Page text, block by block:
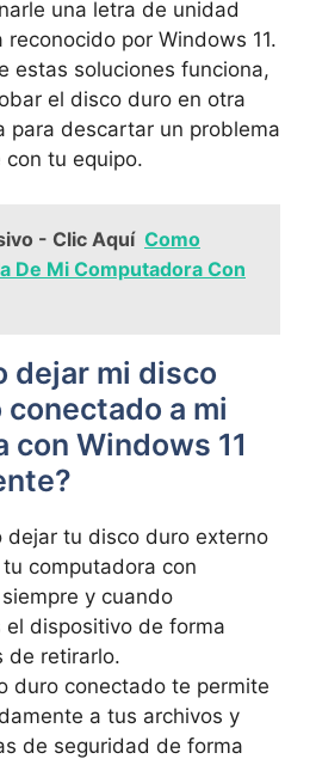
una letra de unidad
reconocido por Windows 11.
estas soluciones funciona,
el disco duro en otra
para descartar un problema
tu equipo.
- Clic Aquí Como
De Mi Computadora Con
dejar mi disco
a mi
con Windows 11
dejar tu disco duro externo
computadora con
y cuando
el dispositivo de forma
de retirarlo.
duro conectado te permite
a tus archivos y
de seguridad de forma